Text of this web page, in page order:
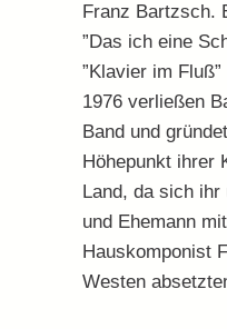
Franz Bartzsch.
”Das ich eine
”Klavier im
1976 verließen
Band und
Höhepunkt ihrer
Land, da sich
und Ehemann
Hauskomponist
Westen